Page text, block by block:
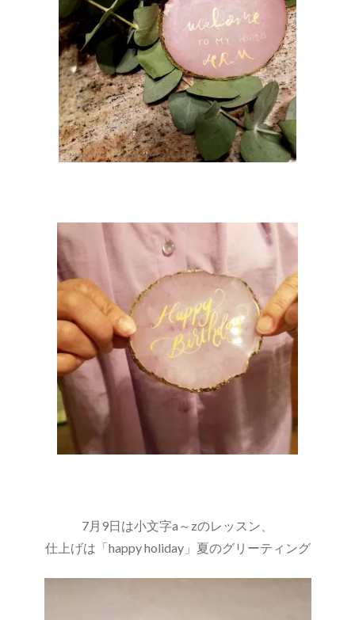
7月9日は小文字a～zのレッスン、
仕上げは「happy holiday」夏のグリーティング